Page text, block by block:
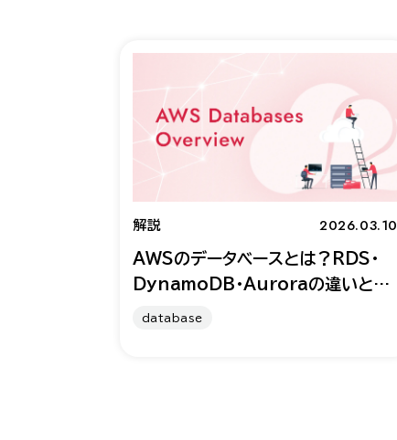
解説 2026.03.10
AWSのデータベースとは？RDS・
DynamoDB・Auroraの違いと考
え方
database